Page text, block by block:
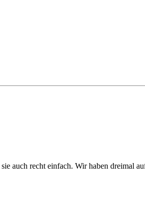
auch recht einfach. Wir haben dreimal